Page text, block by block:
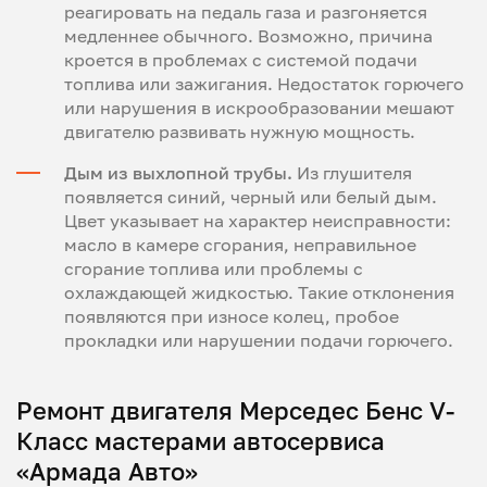
реагировать на педаль газа и разгоняется
медленнее обычного. Возможно, причина
кроется в проблемах с системой подачи
топлива или зажигания. Недостаток горючего
или нарушения в искрообразовании мешают
двигателю развивать нужную мощность.
Дым из выхлопной трубы. Из глушителя
появляется синий, черный или белый дым.
Цвет указывает на характер неисправности:
масло в камере сгорания, неправильное
сгорание топлива или проблемы с
охлаждающей жидкостью. Такие отклонения
появляются при износе колец, пробое
прокладки или нарушении подачи горючего.
Ремонт двигателя Мерседес Бенс V-
Класс мастерами автосервиса
«Армада Авто»